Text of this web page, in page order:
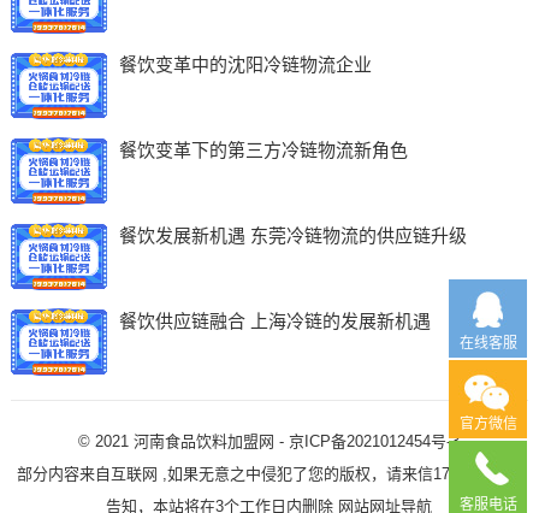
餐饮变革中的沈阳冷链物流企业
餐饮变革下的第三方冷链物流新角色
餐饮发展新机遇 东莞冷链物流的供应链升级
餐饮供应链融合 上海冷链的发展新机遇
© 2021河南食品饮料加盟网 -京ICP备2021012454号-3
部分内容来自互联网 ,如果无意之中侵犯了您的版权，请来信1725506781)
告知，本站将在3个工作日内删除 网站网址导航
在线客服
官方微信
客服电话